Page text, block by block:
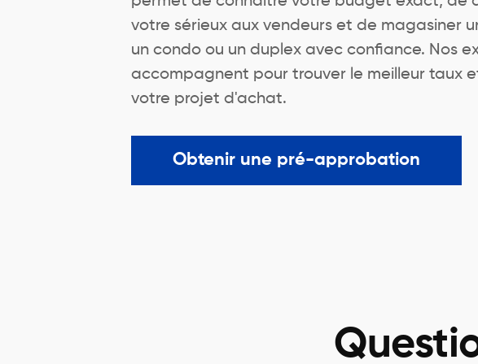
votre sérieux aux vendeurs et de magasiner
un condo ou un duplex avec confiance. Nos
accompagnent pour trouver le meilleur taux
votre projet d'achat.
Obtenir une pré-approbation